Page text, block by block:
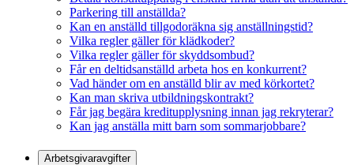
Parkering till anställda?
Kan en anställd tillgodoräkna sig anställningstid?
Vilka regler gäller för klädkoder?
Vilka regler gäller för skyddsombud?
Får en deltidsanställd arbeta hos en konkurrent?
Vad händer om en anställd blir av med körkortet?
Kan man skriva utbildningskontrakt?
Får jag begära kreditupplysning innan jag rekryterar?
Kan jag anställa mitt barn som sommarjobbare?
Arbetsgivaravgifter